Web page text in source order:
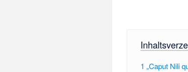
1 „Caput Nili